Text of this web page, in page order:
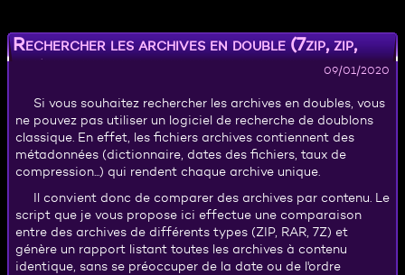
Rechercher les archives en double (7zip, zip,
rar)
09/01/2020
Si vous souhaitez rechercher les archives en doubles, vous
ne pouvez pas utiliser un logiciel de recherche de doublons
classique. En effet, les fichiers archives contiennent des
métadonnées (dictionnaire, dates des fichiers, taux de
compression...) qui rendent chaque archive unique.
Il convient donc de comparer des archives par contenu. Le
script que je vous propose ici effectue une comparaison
entre des archives de différents types (ZIP, RAR, 7Z) et
génère un rapport listant toutes les archives à contenu
identique, sans se préoccuper de la date ou de l'ordre